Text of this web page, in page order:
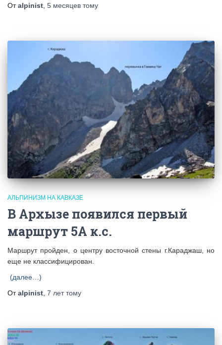
Отalpinist 5 месяцев тому
АЛЬПИНИЗМ НА КАВКАЗЕ
В Архызе появился первый
маршрут 5А к.с.
Маршрут пройден, о центру восточной стены г.Караджаш, но
еще не классифицирован.
(далее…)
Отalpinist, 7 леттому